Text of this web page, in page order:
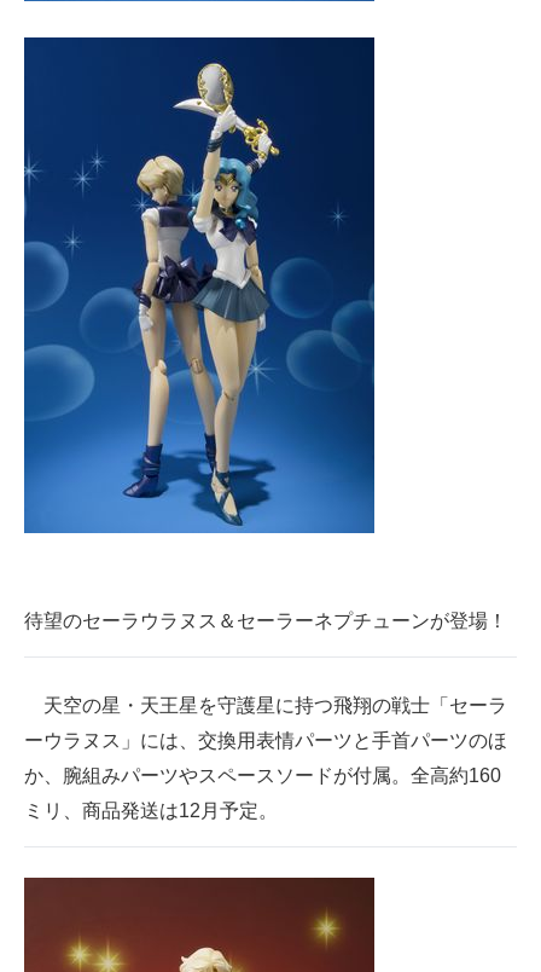
電子設計の基本と応用
エネルギーの専門メディア
建設×テクノロジーの最前線
ちょっと気になるネットの話題
待望のセーラウラヌス＆セーラーネプチューンが登場！
天空の星・天王星を守護星に持つ飛翔の戦士「セーラ
ーウラヌス」には、交換用表情パーツと手首パーツのほ
か、腕組みパーツやスペースソードが付属。全高約160
ミリ、商品発送は12月予定。